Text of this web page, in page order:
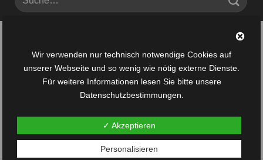
nach:
FILTER
entsprechen.
Wir verwenden nur technisch notwendige Cookies auf
unserer Webseite und so wenig wie nötig externe Dienste.
Für weitere Informationen lesen Sie bitte unsere
Datenschutzbestimmungen.
✓ Akzeptieren
Personalisieren